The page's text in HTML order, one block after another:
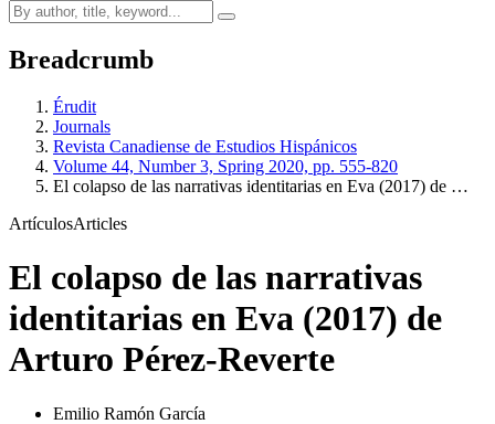
Breadcrumb
Érudit
Journals
Revista Canadiense de Estudios Hispánicos
Volume 44, Number 3, Spring 2020, pp. 555-820
El colapso de las narrativas identitarias en Eva (2017) de …
ArtículosArticles
El colapso de las narrativas
identitarias en Eva (2017) de
Arturo Pérez-Reverte
Emilio Ramón García